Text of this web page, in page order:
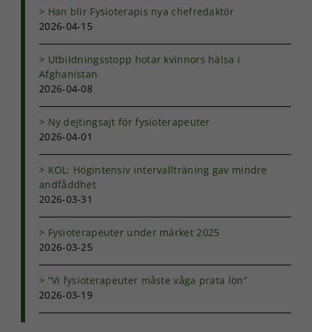
Han blir Fysioterapis nya chefredaktör
2026-04-15
Utbildningsstopp hotar kvinnors hälsa i
Afghanistan
2026-04-08
Ny dejtingsajt för fysioterapeuter
2026-04-01
KOL: Högintensiv intervallträning gav mindre
andfåddhet
2026-03-31
Fysioterapeuter under märket 2025
2026-03-25
”Vi fysioterapeuter måste våga prata lön”
2026-03-19